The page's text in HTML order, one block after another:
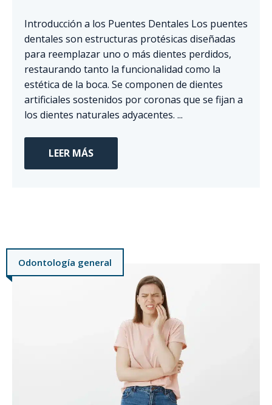
Introducción a los Puentes Dentales Los puentes
dentales son estructuras protésicas diseñadas
para reemplazar uno o más dientes perdidos,
restaurando tanto la funcionalidad como la
estética de la boca. Se componen de dientes
artificiales sostenidos por coronas que se fijan a
los dientes naturales adyacentes. ...
LEER MÁS
Odontología general